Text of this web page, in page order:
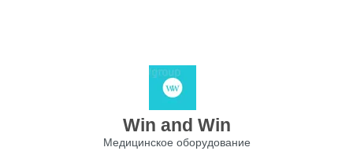
Win and Win
Медицинское оборудование